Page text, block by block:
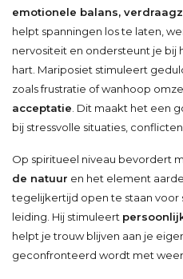
emotionele balans,
helpt spanningen los te laten,
nervositeit en ondersteunt je bij
hart. Mariposiet stimuleert
zoals frustratie of wanhoop
acceptatie . Dit maakt het een
bij stressvolle situaties,
Op spiritueel niveau bevordert
de natuur en het element
tegelijkertijd open te staan
leiding. Hij stimuleert
helpt je trouw blijven aan je
geconfronteerd wordt met